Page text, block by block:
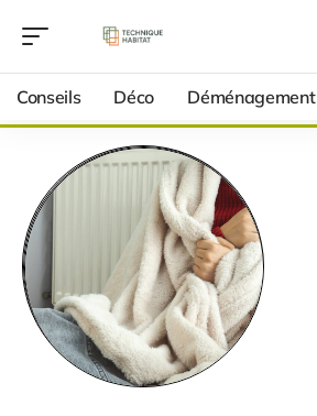
Conseils Déco Déménagement